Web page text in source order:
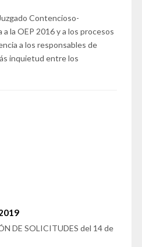
Contencioso-
la OEP 2016 y a los procesos
a los responsables de
inquietud entre los
DE SOLICITUDES del 14 de